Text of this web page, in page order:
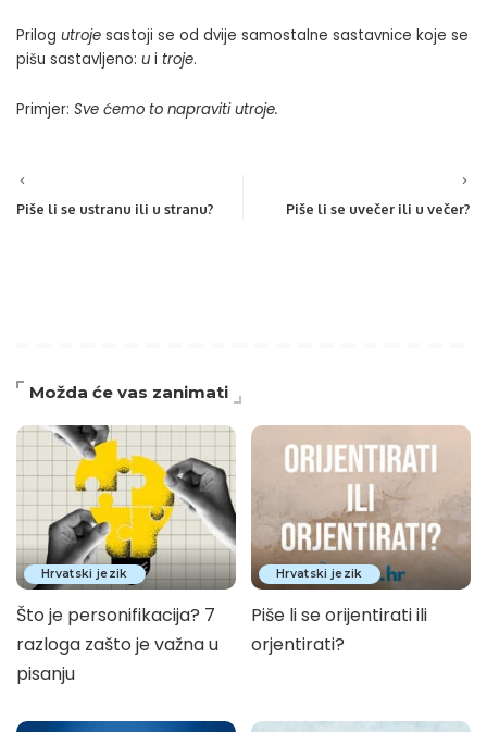
Prilog utroje sastoji se od dvije samostalne sastavnice koje se
pišu sastavljeno: u i troje.
Primjer: Sve ćemo to napraviti utroje.
Piše li se ustranu ili u stranu? Piše li se uvečer ili u večer?
Možda će vas zanimati
Hrvatski jezik
Što je personifikacija? 7
razloga zašto je važna u
pisanju
Hrvatski jezik
Piše li se orijentirati ili
orjentirati?